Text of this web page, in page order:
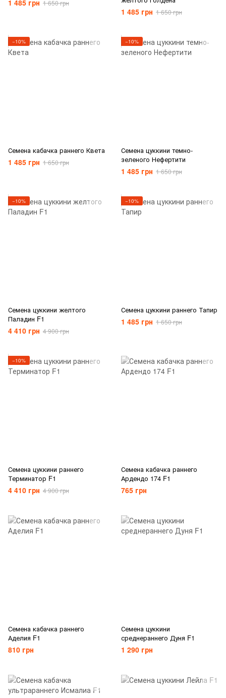
1 485 грн 1 650 грн
1 485 грн 1 650 грн
−10%
Семена кабачка раннего Квета
1 485 грн 1 650 грн
−10%
Семена цуккини темно-
зеленого Нефертити
1 485 грн 1 650 грн
−10%
Семена цуккини желтого
Паладин F1
4 410 грн 4 900 грн
−10%
Семена цуккини раннего Тапир
1 485 грн 1 650 грн
−10%
Семена цуккини раннего
Терминатор F1
4 410 грн 4 900 грн
Семена кабачка раннего
Ардендо 174 F1
765 грн
Семена кабачка раннего
Аделия F1
810 грн
Семена цуккини
среднераннего Дуня F1
1 290 грн